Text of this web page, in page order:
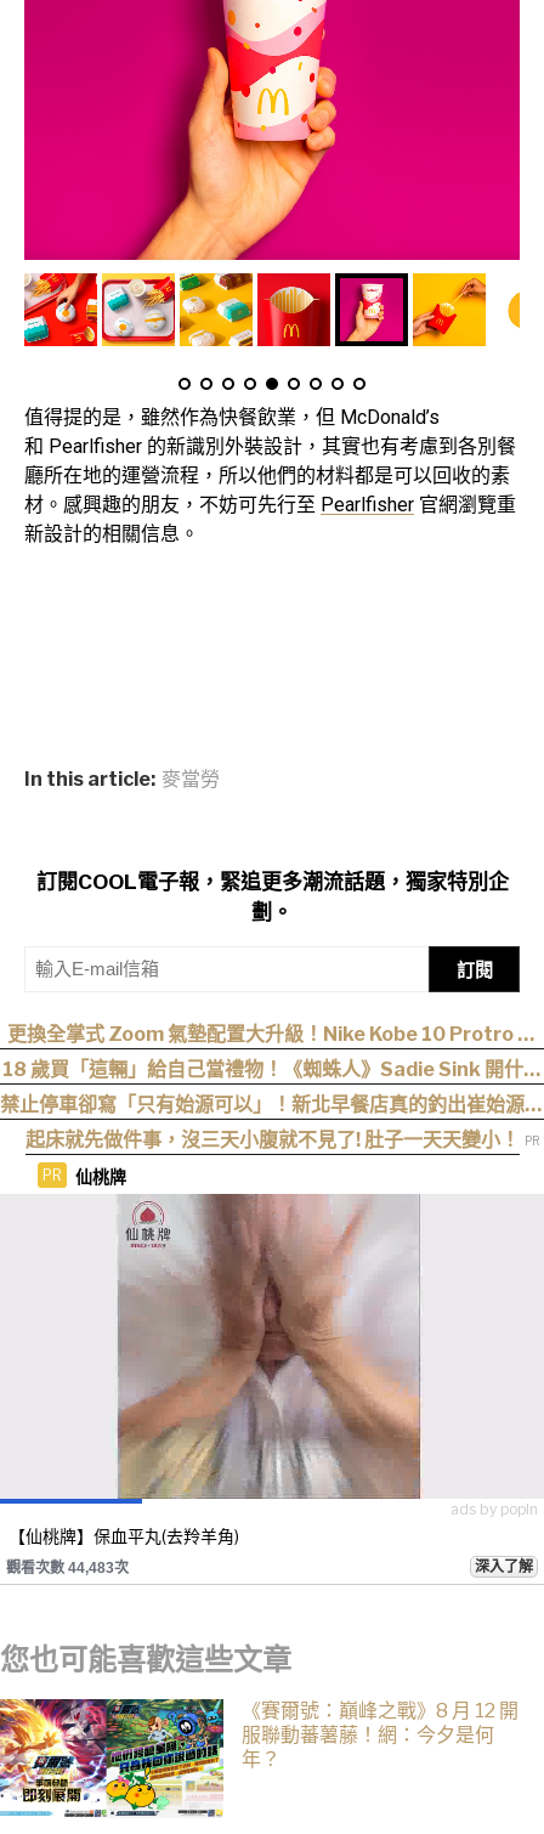
值得提的是，雖然作為快餐飲業，但 McDonald’s
和 Pearlfisher 的新識別外裝設計，其實也有考慮到各別餐
廳所在地的運營流程，所以他們的材料都是可以回收的素
材。感興趣的朋友，不妨可先行至 Pearlfisher 官網瀏覽重
新設計的相關信息。
In this article: 麥當勞
訂閱COOL電子報，緊追更多潮流話題，獨家特別企
劃。
訂閱
更換全掌式 Zoom 氣墊配置大升級！Nike Kobe 10 Protro 正
式回歸
18 歲買「這輛」給自己當禮物！《蜘蛛人》Sadie Sink 開什麼
車？
禁止停車卻寫「只有始源可以」！新北早餐店真的釣出崔始源本
尊朝聖
起床就先做件事，沒三天小腹就不見了! 肚子一天天變小！
PR 仙桃牌
ads by popIn
【仙桃牌】保血平丸(去羚羊角)
觀看次數 44,483次 深入了解
您也可能喜歡這些文章
《賽爾號：巔峰之戰》8 月 12 開
服聯動蕃薯藤！網：今夕是何
年？